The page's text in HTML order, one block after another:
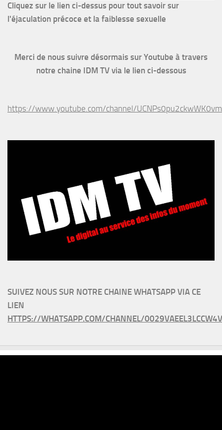
Cliquez sur le lien ci-dessus pour tout savoir sur
l'éjaculation précoce et la faiblesse sexuelle
Merci de nous suivre désormais sur Youtube à travers
notre chaine IDM TV via le lien ci-dessous
https://www.youtube.com/channel/
SUIVEZ NOUS SUR NOTRE CHAINE WHATSAPP VIA CE
LIEN
HTTPS://WHATSAPP.COM/CHANNEL/